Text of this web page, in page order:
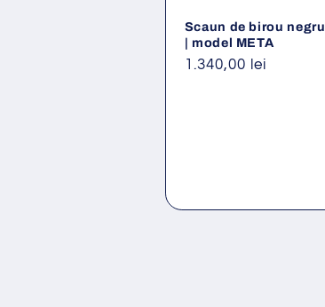
Scaun de birou negru
| model META
Preț
1.340,00 lei